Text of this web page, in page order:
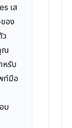
เส
อง
ณ
หรับ
ท์มือ
บ